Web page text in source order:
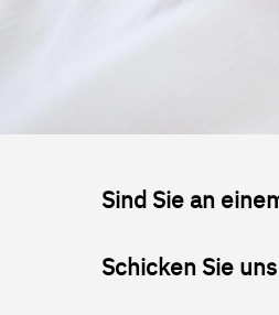
Sind Sie an
Schicken Sie